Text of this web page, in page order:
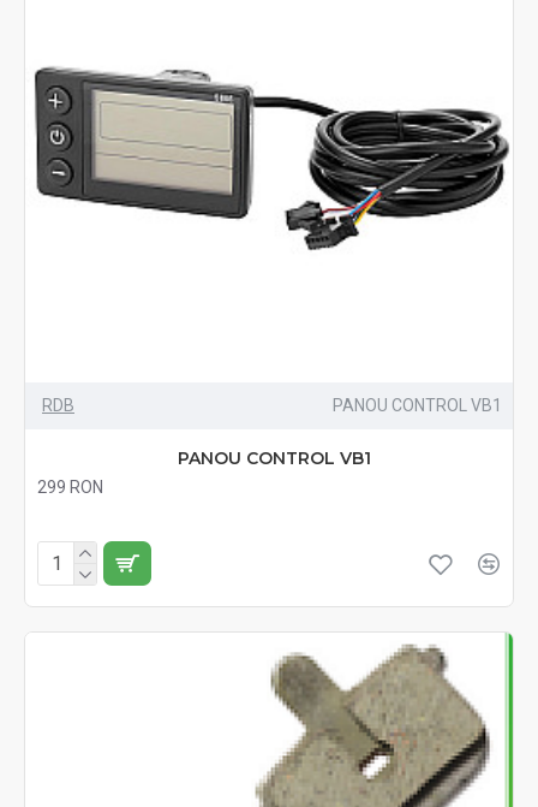
RDB PANOU CONTROL VB1
PANOU CONTROL VB1
299 RON